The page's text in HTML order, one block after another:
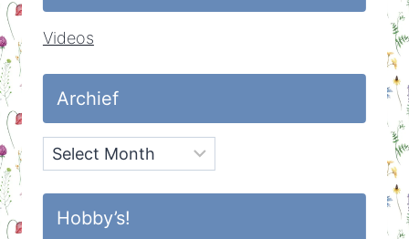
Videos
Archief
Archief
Hobby’s!